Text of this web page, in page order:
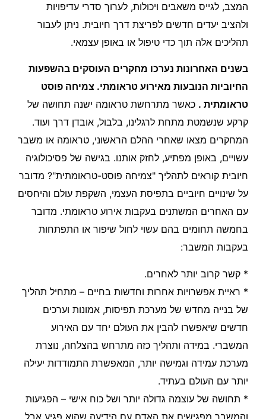
המצב, לגייס משאבים ויכולות, לערוך סדרי עדיפויות
ולהציב יעדים חדשים לפריצת דרך חיובית. ניתן לעבור
תהליכים אלה תוך כדי טיפול או באופן עצמאי.
בשנים האחרונות נערכו מחקרים העוסקים בהשפעות
החיוביות הנובעות מאירוע טראומתי. צמיחה פוסט
טראומתית . כאשר מתרחשת טראומה ישנה תחושה של
קרקע שנשמטת מתחת לרגלינו, בלבול, אובדן דרך ועוד.
המחקרים מצאו שאחרי ההלם הראשוני, טראומה או משבר
עשויים, באופן מפתיע, לחזק אותנו. בגישה של פסיכולוגיה
חיובית קוראים לתהליך "צמיחה פוסט-טראומתית"? מדובר
על שינויים חיוביים בתפיסת העצמי, השקפת עולם והיחסים
עם האחרים המשתנים בעקבות אירוע טראומתי. מדובר
בחמשה תחומים בהם עשוי לחול שיפור או התפתחות
בעקבות המשבר:
* קשר קרוב יותר לאחרים.
* ראיית אפשרויות אחרות וחדשות בחיים – מתחיל תהליך
של בנייה מחדש של מערכת תפיסות, אמונות וערכים
חדשים שיאפשרו להבין את העולם יחד עם האירוע
המשברי. במידה ותהליך כזה מתרחש בהצלחה, נוצרת
מערכת עמידה וגמישה יותר, המאפשרת התמודדות יעילה
יותר עם העולם בעתיד.
* תחושה של עוצמה גדולה יותר ושל כוח אישי – הפגיעות
והמשבר מפגישים את האדם עם הידיעה שהוא פגיע אבל